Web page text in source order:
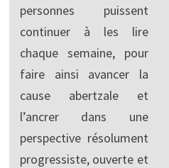
personnes puissent
continuer à les lire
chaque semaine, pour
faire ainsi avancer la
cause abertzale et
l’ancrer dans une
perspective résolument
progressiste, ouverte et